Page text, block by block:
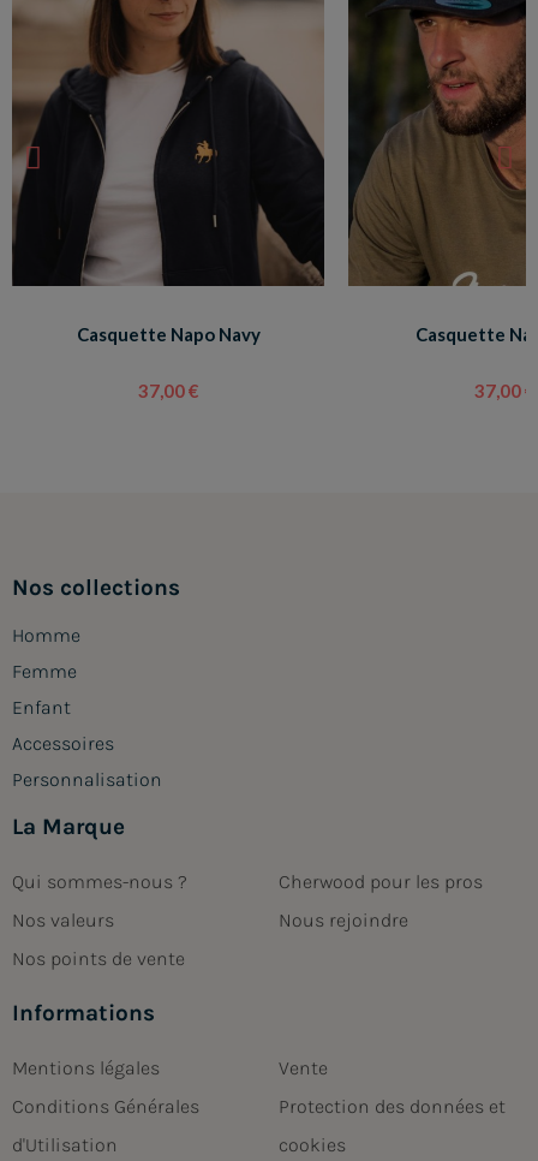
Casquette Napo Navy
37,00 €
Casquette
37,00 €
Nos collections
Homme
Femme
Enfant
Accessoires
Personnalisation
La Marque
Qui sommes-nous ?
Nos valeurs
Nos points de vente
Cherwood pour les pros
Nous rejoindre
Informations
Mentions légales
Conditions Générales
d'Utilisation
Vente
Protection des données et
cookies